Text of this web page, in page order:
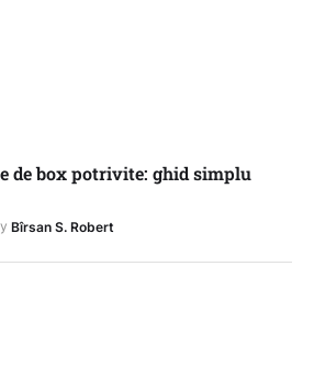
de box potrivite: ghid simplu
Bîrsan S. Robert